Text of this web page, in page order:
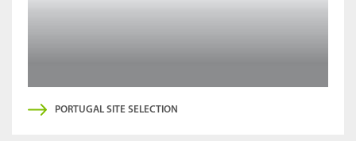
PORTUGAL SITE SELECTION